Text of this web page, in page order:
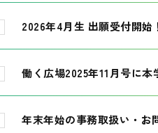
2026年4月生 出願受付開始
働く広場2025年11月号に
年末年始の事務取扱い・お